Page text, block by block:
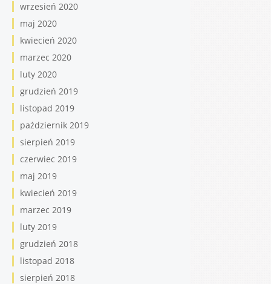
wrzesień 2020
maj 2020
kwiecień 2020
marzec 2020
luty 2020
grudzień 2019
listopad 2019
październik 2019
sierpień 2019
czerwiec 2019
maj 2019
kwiecień 2019
marzec 2019
luty 2019
grudzień 2018
listopad 2018
sierpień 2018